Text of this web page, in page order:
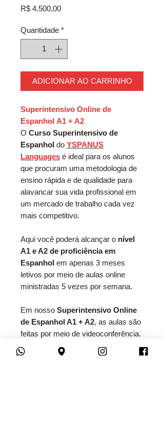
R$ 4.500,00Preço
Quantidade *
ADICIONAR AO CARRINHO
Superintensivo Online de
Espanhol A1 + A2
O Curso Superintensivo de
Espanhol do YSPANUS
Languages é ideal para os alunos
que procuram uma metodologia de
ensino rápida e de qualidade para
alavancar sua vida profissional em
um mercado de trabalho cada vez
mais competitivo.
Aqui você poderá alcançar o nível
A1 e A2 de proficiência em
Espanhol em apenas 3 meses
letivos por meio de aulas online
ministradas 5 vezes por semana.
Em nosso Superintensivo Online
de Espanhol A1 + A2, as aulas são
feitas por meio de videoconferência.
As aulas online YSPANUS